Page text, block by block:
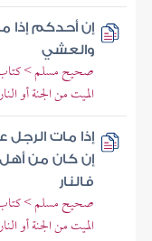
إن أحدكم إذا
والعشي
صحيح مسلم > كتاب
الميت من الجنة أو
إذا مات
إن كان من أهل
فالنار
صحيح مسلم > كتاب
الميت من الجنة أو